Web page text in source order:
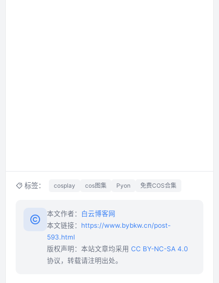
标签： cosplay cos图集 Pyon 免费COS合集
本文作者：
白云博客网
本文链接： https://www.bybkw.cn/post-
593.html
版权声明：本站文章均采用 CC BY-NC-SA 4.0
协议，转载请注明出处。